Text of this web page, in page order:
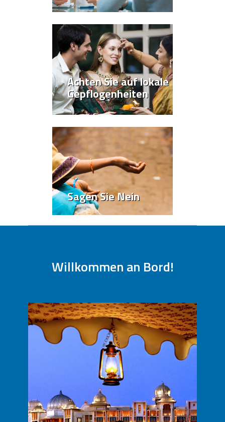
Achten Sie auf lokale
Gepflogenheiten
Sagen Sie Nein
Willkommen an Bord!